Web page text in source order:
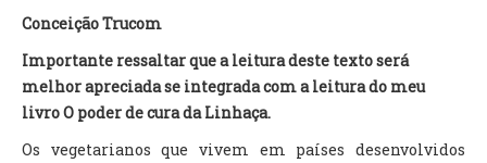
Conceição Trucom
Importante ressaltar que a leitura deste texto será
melhor apreciada se integrada com a leitura do meu
livro O poder de cura da Linhaça.
Os vegetarianos que vivem em países desenvolvidos